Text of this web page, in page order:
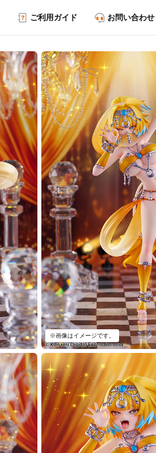
ご利用ガイド お問い合わせ
※画像はイメージです。